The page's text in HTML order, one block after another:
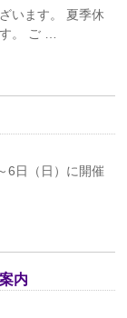
います。 夏季休
。 ご …
6日（日）に開催
内